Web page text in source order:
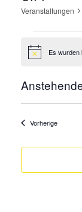
Veranstaltungen
HinweisEs wurden
Vorherige